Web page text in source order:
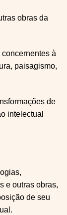
obras da
à
paisagismo,
de
intelectual
e outras obras,
de seu